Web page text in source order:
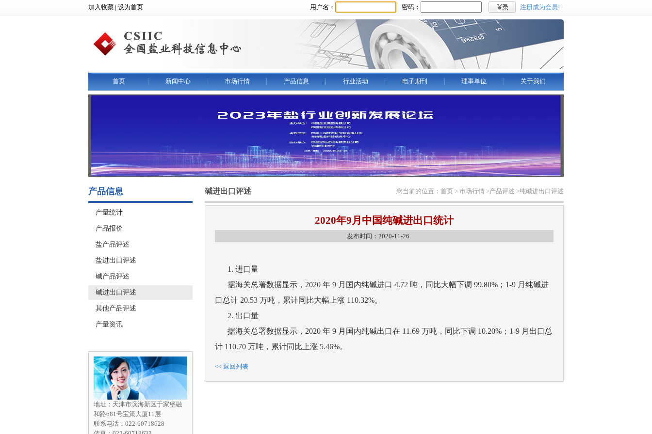
加入收藏 | 设为首页 用户名： 密码： 注册成为会员!
首页 新闻中心 市场行情 产品信息 行业活动 电子期刊 理事单位 关于我们
产品信息
产量统计
产品报价
盐产品评述
盐进出口评述
碱产品评述
碱进出口评述
其他产品评述
产量资讯
您当前的位置：首页 > 市场行情 >产品评述 >纯碱进出口评述
碱进出口评述
2020年9月中国纯碱进出口统计
发布时间：2020-11-26
1. 进口量
据海关总署数据显示，2020 年 9 月国内纯碱进口 4.72 吨，同比大幅下调 99.80%；1-9 月纯碱进
口总计 20.53 万吨，累计同比大幅上涨 110.32%。
2. 出口量
据海关总署数据显示，2020 年 9 月国内纯碱出口在 11.69 万吨，同比下调 10.20%；1-9 月出口总
计 110.70 万吨，累计同比上涨 5.46%。
<< 返回列表